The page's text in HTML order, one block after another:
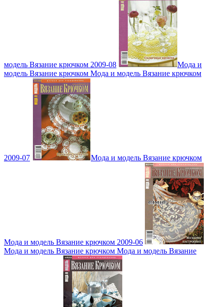
модель Вязание крючком 2009-08
Мода и
модель Вязание крючком Мода и модель Вязание крючком
2009-07 Мода и модель Вязание крючком
Мода и модель Вязание крючком 2009-06
Мода и модель Вязание крючком Мода и модель Вязание